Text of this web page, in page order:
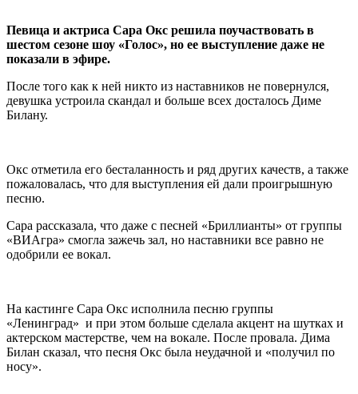
Певица и актриса Сара Окс решила поучаствовать в
шестом сезоне шоу «Голос», но ее выступление даже не
показали в эфире.
После того как к ней никто из наставников не повернулся,
девушка устроила скандал и больше всех досталось Диме
Билану.
Окс отметила его бесталанность и ряд других качеств, а также
пожаловалась, что для выступления ей дали проигрышную
песню.
Сара рассказала, что даже с песней «Бриллианты» от группы
«ВИАгра» смогла зажечь зал, но наставники все равно не
одобрили ее вокал.
На кастинге Сара Окс исполнила песню группы
«Ленинград» и при этом больше сделала акцент на шутках и
актерском мастерстве, чем на вокале. После провала. Дима
Билан сказал, что песня Окс была неудачной и «получил по
носу».